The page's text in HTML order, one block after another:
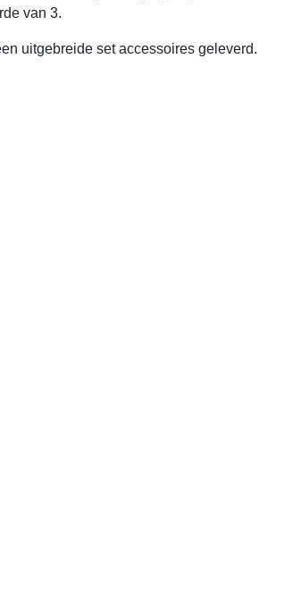
van 3.
uitgebreide set accessoires geleverd.